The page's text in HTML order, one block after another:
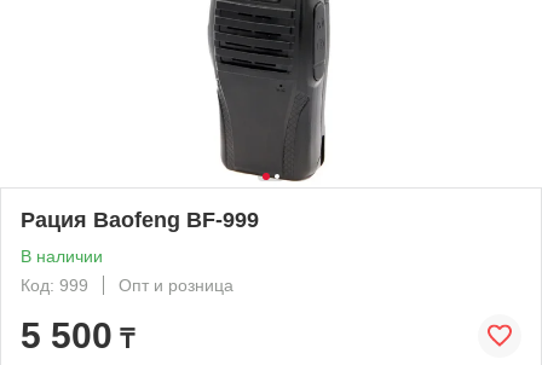
Рация Baofeng BF-999
В наличии
Код: 999
Опт и розница
5 500 ₸